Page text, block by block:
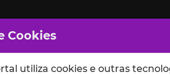
Cookies
utiliza cookies e outras